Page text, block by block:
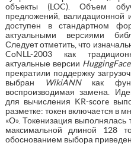
объекты (LOC). Объем
предложений, валидационной
доступен в стандартном
актуальными версиями
Следует отметить, что
CoNLL-2003 как
актуальные версии
прекратили поддержку
выбран
WikiANNкак
воспроизводимая замена.
для вычисления KR-score
разметке: токен включается в
«O». Токенизация
максимальной длиной 128
обоснованием выбора